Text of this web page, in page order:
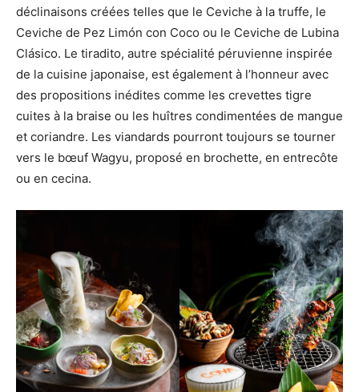
déclinaisons créées telles que le Ceviche à la truffe, le
Ceviche de Pez Limón con Coco ou le Ceviche de Lubina
Clásico. Le tiradito, autre spécialité péruvienne inspirée
de la cuisine japonaise, est également à l’honneur avec
des propositions inédites comme les crevettes tigre
cuites à la braise ou les huîtres condimentées de mangue
et coriandre. Les viandards pourront toujours se tourner
vers le bœuf Wagyu, proposé en brochette, en entrecôte
ou en cecina.